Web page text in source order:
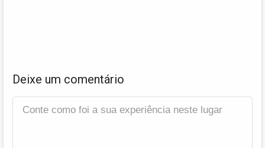
Deixe um comentário